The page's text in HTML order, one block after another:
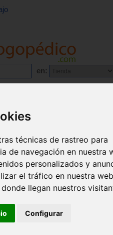
técnicas de rastreo para
de navegación en nuestra
personalizados y
el tráfico en nuestra
llegan nuestros
Configurar
en: